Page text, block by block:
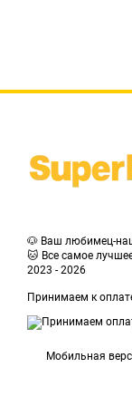
🐶 Ваш любимец-
🐱 Все самое
2023 - 2026
Принимаем к
Мобильная